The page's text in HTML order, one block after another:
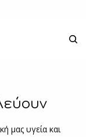
μας υγεία και